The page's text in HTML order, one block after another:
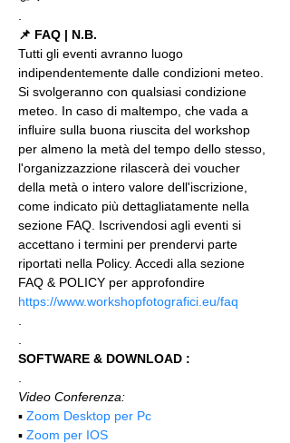
📌 FAQ | N.B.
Tutti gli eventi avranno luogo
indipendentemente dalle condizioni meteo.
Si svolgeranno con qualsiasi condizione
meteo. In caso di maltempo, che vada a
influire sulla buona riuscita del workshop
per almeno la metà del tempo dello stesso,
l'organizzazzione rilascerà dei voucher
della metà o intero valore dell'iscrizione,
come indicato più dettagliatamente nella
sezione FAQ. Iscrivendosi agli eventi si
accettano i termini per prendervi parte
riportati nella Policy. Accedi alla sezione
FAQ & POLICY per approfondire
https://www.workshopfotografici.eu/faq
SOFTWARE & DOWNLOAD :
Video Conferenza:
▪️ Zoom Desktop per Pc
▪️ Zoom per IOS